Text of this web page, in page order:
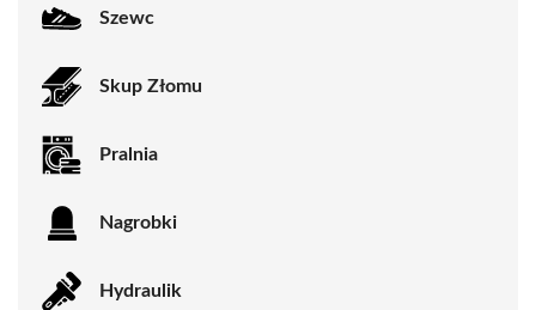
Szewc
Skup Złomu
Pralnia
Nagrobki
Hydraulik